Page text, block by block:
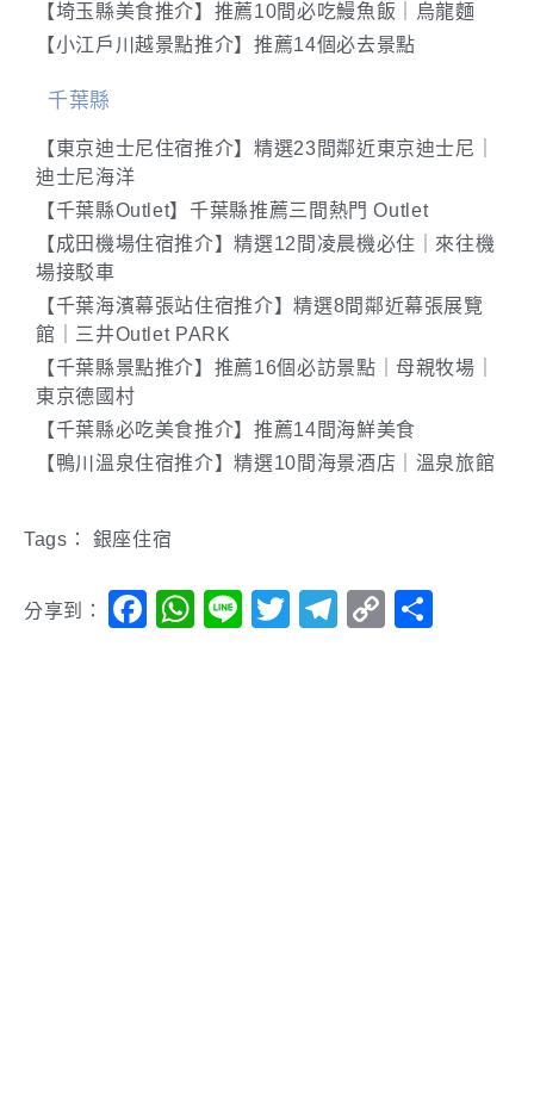
【埼玉縣美食推介】推薦10間必吃鰻魚飯｜烏龍麵
【小江戶川越景點推介】推薦14個必去景點
千葉縣
【東京迪士尼住宿推介】精選23間鄰近東京迪士尼｜
迪士尼海洋
【千葉縣Outlet】千葉縣推薦三間熱門 Outlet
【成田機場住宿推介】精選12間凌晨機必住｜來往機
場接駁車
【千葉海濱幕張站住宿推介】精選8間鄰近幕張展覽
館｜三井Outlet PARK
【千葉縣景點推介】推薦16個必訪景點｜母親牧場｜
東京德國村
【千葉縣必吃美食推介】推薦14間海鮮美食
【鴨川溫泉住宿推介】精選10間海景酒店｜溫泉旅館
Tags： 銀座住宿
分享到： Facebook
WhatsApp
LineTwitter
Telegram
Copy
分